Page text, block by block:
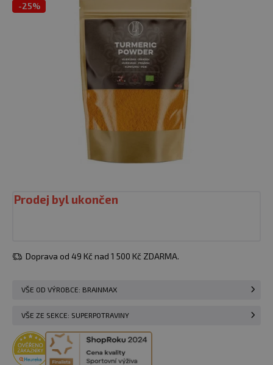
-25%
Prodej byl ukončen
Doprava od 49 Kč nad 1 500 Kč ZDARMA.
VŠE OD VÝROBCE: BRAINMAX
VŠE ZE SEKCE: SUPERPOTRAVINY